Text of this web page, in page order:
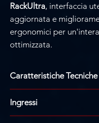
RackUltra, interfaccia
aggiornata e
ergonomici per
ottimizzata.
Caratteristiche Tecniche
Latenza: <0.7 ms
Canali input: 48
Ingressi